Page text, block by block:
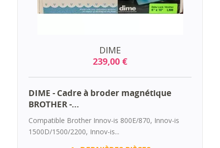
DIME
239,00 €
DIME - Cadre à broder magnétique
BROTHER -...
Compatible Brother Innov-is 800E/870, Innov-is
1500D/1500/2200, Innov-is...